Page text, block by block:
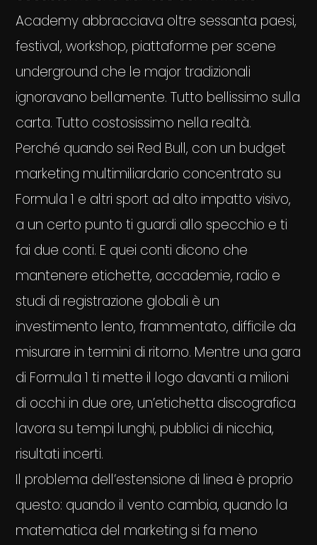
Academy abbracciava oltre sessanta paesi,
festival, workshop, piattaforme per scene
underground che le major tradizionali
ignoravano bellamente. Tutto bellissimo sulla
carta. Tutto costosissimo nella realtà.
Perché quando sei Red Bull, con un budget
marketing multimiliardario concentrato su
Formula 1 e altri sport ad alto impatto visivo,
a un certo punto ti guardi allo specchio e ti
fai due conti. E quei conti dicono che
mantenere etichette, accademie, radio e
studi di registrazione globali è un
investimento lento, frammentato, difficile da
misurare in termini di ritorno. Mentre una gara
di Formula 1 ti mette il logo davanti a milioni
di occhi in due ore, un’etichetta discografica
lavora su tempi lunghi, pubblici di nicchia,
risultati incerti.
Il problema dell’estensione di linea è proprio
questo: quando il vento cambia, quando la
matematica del marketing si fa meno